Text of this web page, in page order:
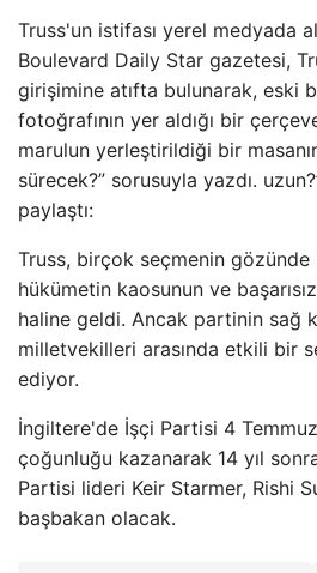
Truss'un istifası yerel medyada
Boulevard Daily Star gazetesi,
girişimine atıfta bulunarak, eski
fotoğrafının yer aldığı bir
marulun yerleştirildiği bir
sürecek?” sorusuyla yazdı.
paylaştı:
Truss, birçok seçmenin gözünde
hükümetin kaosunun ve
haline geldi. Ancak partinin sağ
milletvekilleri arasında etkili bir
ediyor.
İngiltere'de İşçi Partisi 4
çoğunluğu kazanarak 14 yıl
Partisi lideri Keir Starmer, Rishi
başbakan olacak.